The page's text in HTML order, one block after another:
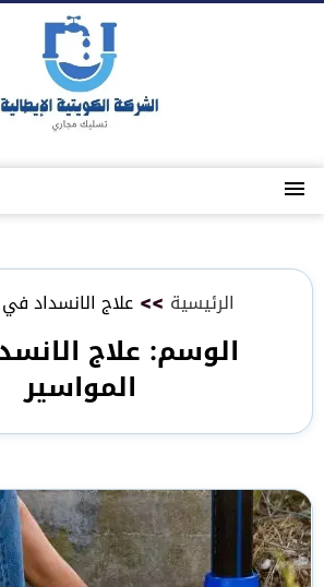
القائمة
الرئيسية >> علاج الانسداد
الوسم: علاج
المواسير